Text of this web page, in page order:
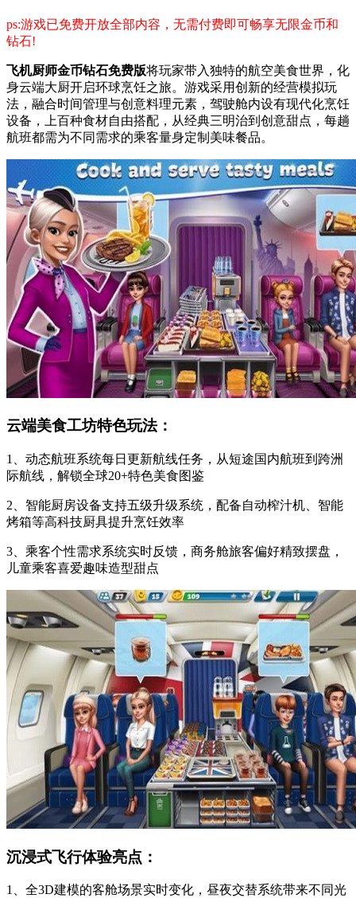
ps:游戏已免费开放全部内容，无需付费即可畅享无限金币和
钻石!
飞机厨师金币钻石免费版将玩家带入独特的航空美食世界，化
身云端大厨开启环球烹饪之旅。游戏采用创新的经营模拟玩
法，融合时间管理与创意料理元素，驾驶舱内设有现代化烹饪
设备，上百种食材自由搭配，从经典三明治到创意甜点，每趟
航班都需为不同需求的乘客量身定制美味餐品。
云端美食工坊特色玩法：
1、动态航班系统每日更新航线任务，从短途国内航班到跨洲
际航线，解锁全球20+特色美食图鉴
2、智能厨房设备支持五级升级系统，配备自动榨汁机、智能
烤箱等高科技厨具提升烹饪效率
3、乘客个性需求系统实时反馈，商务舱旅客偏好精致摆盘，
儿童乘客喜爱趣味造型甜点
沉浸式飞行体验亮点：
1、全3D建模的客舱场景实时变化，昼夜交替系统带来不同光